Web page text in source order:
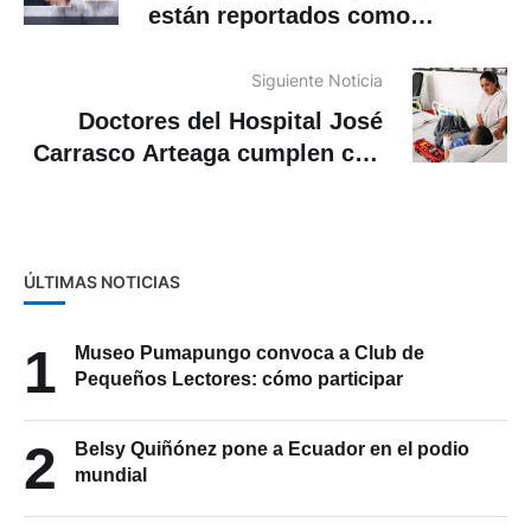
están reportados como
Siguiente Noticia
Doctores del Hospital José
Carrasco Arteaga cumplen con
ÚLTIMAS NOTICIAS
1
Museo Pumapungo convoca a Club de
Pequeños Lectores: cómo participar
2
Belsy Quiñónez pone a Ecuador en el podio
mundial